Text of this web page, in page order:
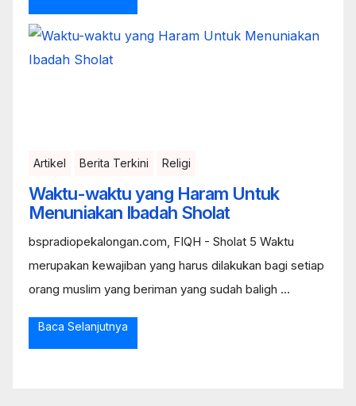
Artikel Berita Terkini Religi
Waktu-waktu yang Haram Untuk
Menuniakan Ibadah Sholat
bspradiopekalongan.com, FIQH - Sholat 5 Waktu
merupakan kewajiban yang harus dilakukan bagi setiap
orang muslim yang beriman yang sudah baligh ...
Baca Selanjutnya